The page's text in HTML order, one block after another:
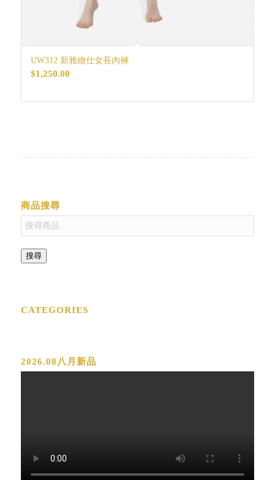
UW312 新雅緻仕女長內褲
$1,250.00
商品搜尋
搜尋
CATEGORIES
2026.08八月新品